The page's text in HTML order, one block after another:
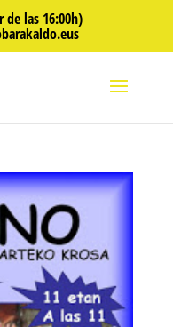
de las 16:00h)